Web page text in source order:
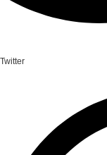
Twitter